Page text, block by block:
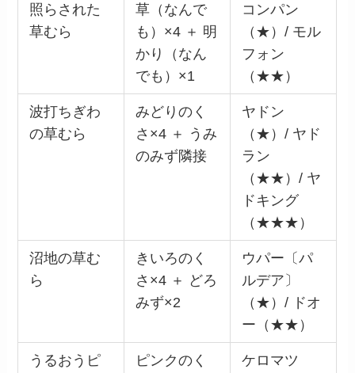
照らされた
草むら
草（なんで
も）×4 ＋ 明
かり（なん
でも）×1
コンパン
（★）/ モル
フォン
（★★）
波打ちぎわ
の草むら
みどりのく
さ×4 ＋ うみ
のみず隣接
ヤドン
（★）/ ヤド
ラン
（★★）/ ヤ
ドキング
（★★★）
沼地の草む
ら
きいろのく
さ×4 ＋ どろ
みず×2
ウパー〔パ
ルデア〕
（★）/ ドオ
ー（★★）
うるおうピ
ピンクのく
ケロマツ